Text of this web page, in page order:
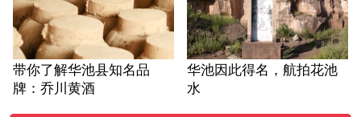
带你了解华池县知名品
牌：乔川黄酒
华池因此得名，航拍花池
水